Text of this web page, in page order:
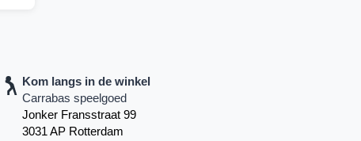
Kom langs in de winkel
Carrabas speelgoed
Jonker Fransstraat 99
3031 AP Rotterdam